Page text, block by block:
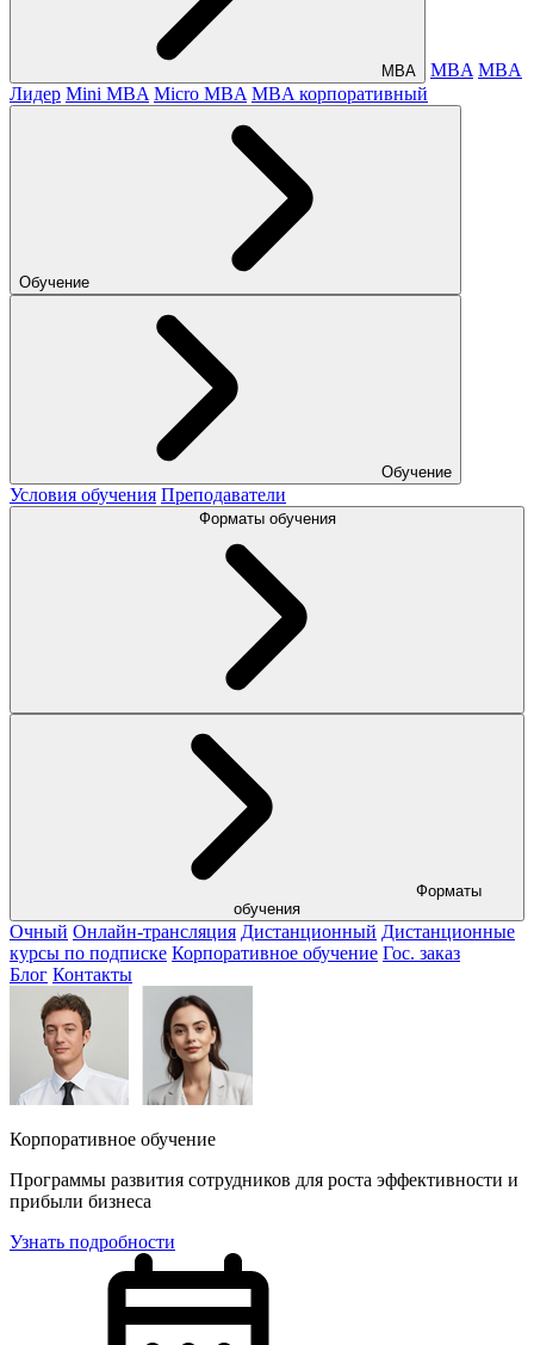
МВА MBA MBA
Лидер Mini MBA Micro MBA MBA корпоративный
Обучение
Обучение
Условия обучения Преподаватели
Форматы обучения
обучения
Очный Онлайн-трансляция Дистанционный Дистанционные
курсы по подписке Корпоративное обучение Гос. заказ
Блог Контакты
Корпоративное обучение
Программы развития сотрудников для роста эффективности и
прибыли бизнеса
Узнать подробности